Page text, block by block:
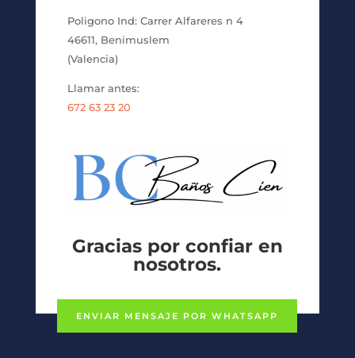
Poligono Ind: Carrer Alfareres n 4
46611, Benimuslem
(Valencia)
Llamar antes:
672 63 23 20
Gracias por confiar en
nosotros.
ENVIAR MENSAJE POR WHATSAPP